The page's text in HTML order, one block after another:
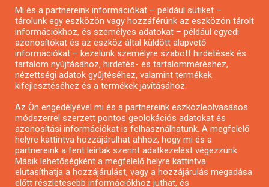
Pályázatírás civil szervezeteknek
Pályázatírás önkormányzatoknak
Pályázatfigyelés
Specifikus pályázatfigyelés vagy hírlevél
Pályázatok magánszemélyeknek
Pályázatok civil szervezeteknek
Pályázatok vállalkozásoknak
Mi és a partnereink információkat – például sütiket –
tárolunk egy eszközön vagy hozzáférünk az eszközön tárolt
információkhoz, és személyes adatokat – például egyedi
azonosítókat és az eszköz által küldött alapvető
információkat – kezelünk személyre szabott hirdetések és
tartalom nyújtásához, hirdetés- és tartalomméréshez,
nézettségi adatok gyűjtéséhez, valamint termékek
kifejlesztéséhez és a termékek javításához.
Az Ön engedélyével mi és a partnereink eszközleolvasásos
módszerrel szerzett pontos geolokációs adatokat és
azonosítási információkat is felhasználhatunk. A megfelelő
helyre kattintva hozzájárulhat ahhoz, hogy mi és a
partnereink a fent leírtak szerint adatkezelést végezzünk.
Másik lehetőségként a megfelelő helyre kattintva
elutasíthatja a hozzájárulást, vagy a hozzájárulás megadása
előtt részletesebb információkhoz juthat, és